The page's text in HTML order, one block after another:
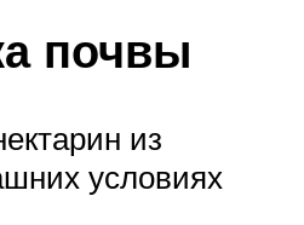
почвы
из
условиях